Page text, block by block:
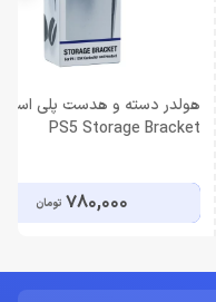
PS5 Storage Bracket
780,000 تومان